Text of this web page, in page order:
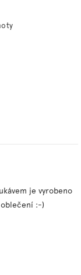
je vyrobeno
oblečení :-)